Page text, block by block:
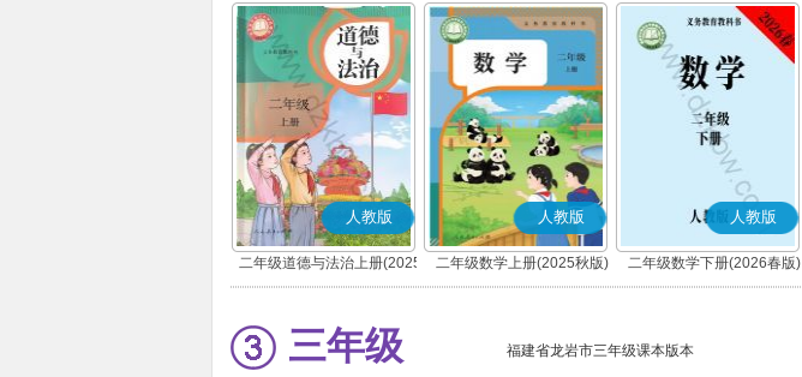
人教版
二年级道德与法治上册(2025
秋版)(部编版)
人教版
二年级数学上册(2025秋版)
人教版
二年级数学下册(2026春版)
三年级 福建省龙岩市三年级课本版本